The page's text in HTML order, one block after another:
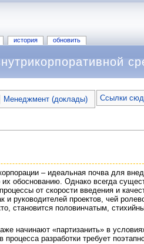
история обновить
Менеджмент (доклады) Ссылки
– идеальная почва для
обоснованию. Однако всегда
от скорости введения и
и руководителей проектов, чей
становится половинчатым,
начинают «партизанить» в
процесса разработки требует